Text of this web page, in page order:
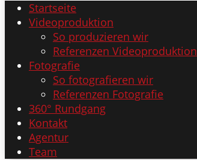
Startseite
Videoproduktion
So produzieren wir
Referenzen Videoproduktion
Fotografie
So fotografieren wir
Referenzen Fotografie
360° Rundgang
Kontakt
Agentur
Team